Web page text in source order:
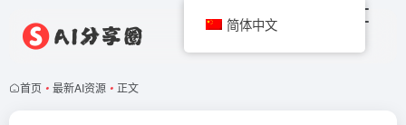
首页 • 最新AI资源 • 正文
简体中文